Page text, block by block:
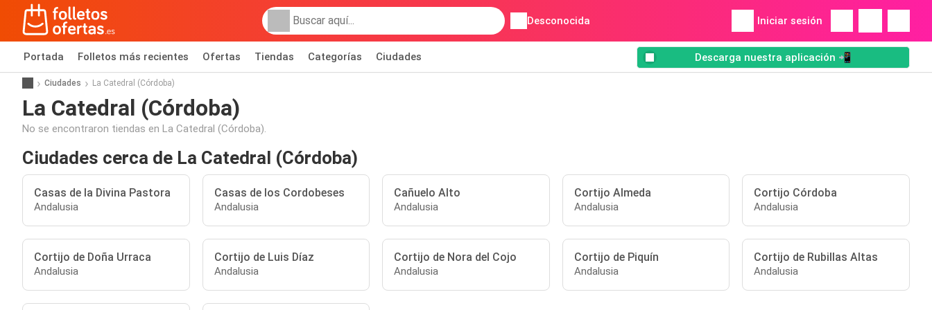
Desconocida Iniciar sesión
Portada Folletos más recientes Ofertas Tiendas Categorías Ciudades Descarga nuestra aplicación 📲
Ciudades La Catedral (Córdoba)
La Catedral (Córdoba)
No se encontraron tiendas en La Catedral (Córdoba).
Ciudades cerca de La Catedral (Córdoba)
Casas de la Divina Pastora
Andalusia
Casas de los Cordobeses
Andalusia
Cañuelo Alto
Andalusia
Cortijo Almeda
Andalusia
Cortijo Córdoba
Andalusia
Cortijo de Doña Urraca
Andalusia
Cortijo de Luis Díaz
Andalusia
Cortijo de Nora del Cojo
Andalusia
Cortijo de Piquín
Andalusia
Cortijo de Rubillas Altas
Andalusia